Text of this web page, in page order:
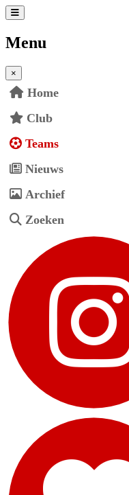
Menu
×
Home
Club
Teams
Nieuws
Archief
Zoeken